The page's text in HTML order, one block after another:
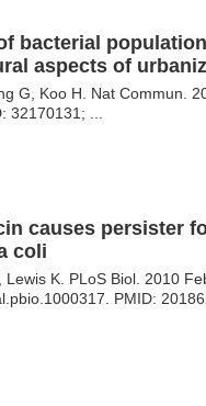
bacterial
aspects of
G, Koo H. Nat Commun.
32170131; ...
causes persister
coli
Lewis K. PLoS Biol. 2010
PMID: